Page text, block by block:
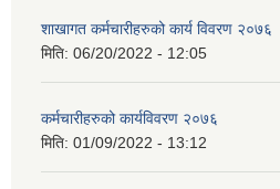
शाखागत कर्मचारीहरुको कार्य विवरण २०७६
मिति: 06/20/2022 - 12:05
कर्मचारीहरुको कार्यविवरण २०७६
मिति: 01/09/2022 - 13:12